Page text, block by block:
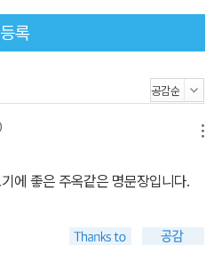
등록
에 좋은 주옥같은 명문장입니다.